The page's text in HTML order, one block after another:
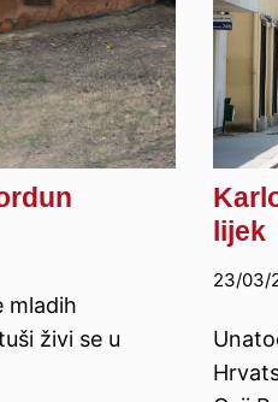
mladih
živi se u
lijek
23/03/